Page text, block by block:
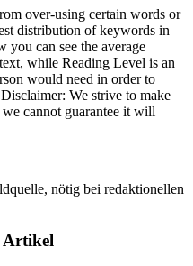
over-using certain words or
distribution of keywords in
can see the average
while Reading Level is an
would need in order to
We strive to make
we cannot guarantee it will
nötig bei redaktionellen
Artikel